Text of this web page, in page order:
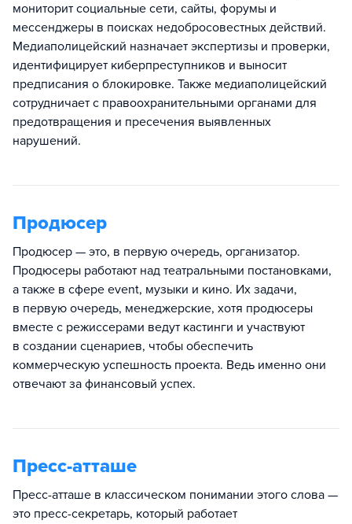
мониторит социальные сети, сайты, форумы и
мессенджеры в поисках недобросовестных действий.
Медиаполицейский назначает экспертизы и проверки,
идентифицирует киберпреступников и выносит
предписания о блокировке. Также медиаполицейский
сотрудничает с правоохранительными органами для
предотвращения и пресечения выявленных
нарушений.
Продюсер
Продюсер — это, в первую очередь, организатор.
Продюсеры работают над театральными постановками,
а также в сфере event, музыки и кино. Их задачи,
в первую очередь, менеджерские, хотя продюсеры
вместе с режиссерами ведут кастинги и участвуют
в создании сценариев, чтобы обеспечить
коммерческую успешность проекта. Ведь именно они
отвечают за финансовый успех.
Пресс-атташе
Пресс-атташе в классическом понимании этого слова —
это пресс-секретарь, который работает